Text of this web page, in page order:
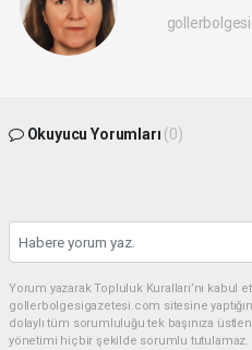
Okuyucu Yorumları (0)
Yorum yazarak Topluluk Kuralları’nı kabul
gollerbolgesigazetesi.com sitesine
dolaylı tüm sorumluluğu tek başınıza
yönetimi hiçbir şekilde sorumlu tutulamaz.